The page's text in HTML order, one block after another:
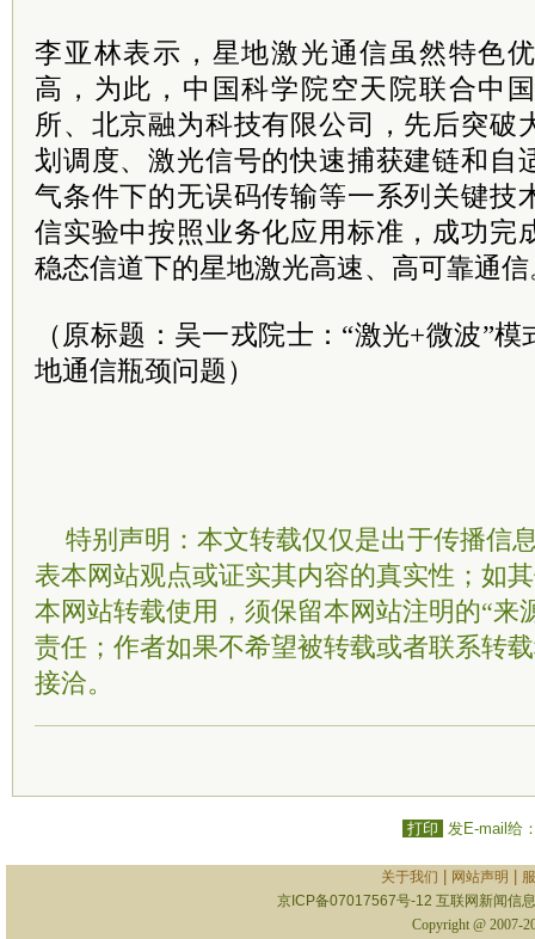
李亚林表示，星地激光通信虽然特色
高，为此， 中国科学院空天院联合中
所、北京融为科技有限公司，先后突破
划调度、激光信号的快速捕获建链和自
气条件下的无误码传输等一系列关键技
信实验中按照业务化应用标准，成功完
稳态信道下的星地激光高速、高可靠通信
（原标题：吴一戎院士：“激光+微波”
地通信瓶颈问题）
特别声明：本文转载仅仅是出于传播信
表本网站观点或证实其内容的真实性；如
本网站转载使用，须保留本网站注明的“来
责任；作者如果不希望被转载或者联系转
接洽。
打印 发E-mail给
关于我们 网站声明
京ICP备07017567号-12 互联网新闻信
Copyright @ 2007-